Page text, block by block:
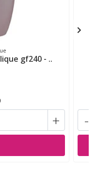
gf240 - ..
+ -